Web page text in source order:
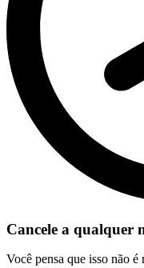
Cancele a qualquer
Você pensa que isso não